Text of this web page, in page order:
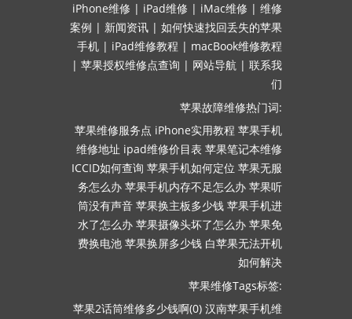
iPhone维修 | iPad维修 | iMac维修 | 维修
案例 | 新闻资讯 | 如何快速找回丢失的苹果
手机 | iPad维修教程 | macBook维修教程
| 苹果授权维修点查询 | 网站导航 | 联系我
们
苹果故障维修热门词:
苹果维修服务点 iPhone实用教程 苹果手机
维修地址 ipad维修价目表 苹果笔记本维修
ICCID如何查询 苹果手机如何定位 苹果无服
务怎么办 苹果手机内存不足怎么办 苹果听
筒没有声音 苹果换主板多少钱 苹果手机进
水了怎么办 苹果摄像头坏了怎么办 苹果免
费换电池 苹果换屏多少钱 白苹果无法开机
如何解决
苹果维修Tags标签:
苹果2话筒维修多少钱啊(0) 汉南苹果手机维